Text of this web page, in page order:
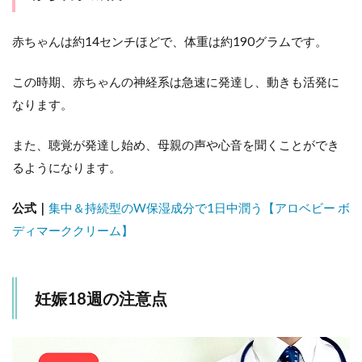
赤ちゃんは約14センチほどで、体重は約190グラムです。
この時期、赤ちゃんの神経系は急速に発達し、動きも活発に
なります。
また、聴覚が発達し始め、母親の声や心音を聞くことができ
るようになります。
公式｜ 集中＆持続型のW保湿成分で1日中潤う【アロベビー ボ
ディマーククリーム】
妊娠18週の注意点